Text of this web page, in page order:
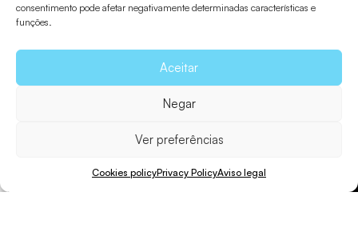
consentimento pode afetar negativamente determinadas características e
funções.
Aceitar
Negar
Ver preferências
Cookies policyPrivacy PolicyAviso legal